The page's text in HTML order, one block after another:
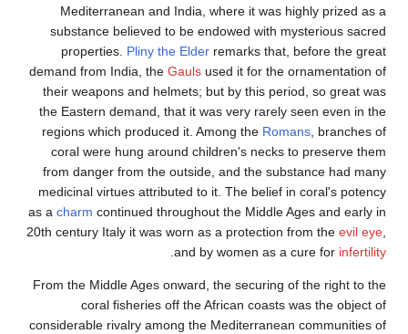
Mediterranean and India, where it was highly prized as a
substance believed to be endowed with mysterious sacred
properties. Pliny the Elder remarks that, before the great
demand from India, the Gauls used it for the ornamentation of
their weapons and helmets; but by this period, so great was
the Eastern demand, that it was very rarely seen even in the
regions which produced it. Among the Romans, branches of
coral were hung around children's necks to preserve them
from danger from the outside, and the substance had many
medicinal virtues attributed to it. The belief in coral's potency
as a charm continued throughout the Middle Ages and early in
20th century Italy it was worn as a protection from the evil eye,
and by women as a cure for infertility
.
From the Middle Ages onward, the securing of the right to the
coral fisheries off the African coasts was the object of
considerable rivalry among the Mediterranean communities of